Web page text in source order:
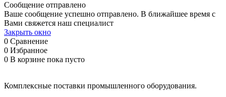
Сообщение отправлено
Ваше сообщение успешно отправлено. В ближайшее время с
Вами свяжется наш специалист
Закрыть окно
0 Сравнение
0 Избранное
0 В корзине пока пусто
Комплексные поставки промышленного оборудования.